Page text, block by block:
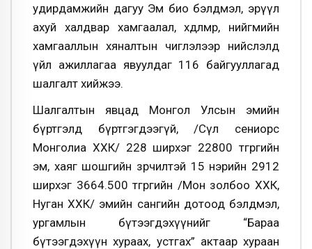
удирдамжийн дагуу Эм био бэлдмэл, эрүүл
ахуй халдвар хамгаалал, хөдөлмөр, нийгмийн
хамгааллын хяналтын чиглэлээр нийслэлд
үйл ажиллагаа явуулдаг 116 байгууллагад
шалгалт хийжээ.
Шалгалтын явцад Монгол Улсын эмийн
бүртгэлд бүртгэгдээгүй, /Сөүл сениорс
Монголиа ХХК/ 228 ширхэг 22800 төгрөгийн
эм, хаяг шошгийн зөрчилтэй 15 нэрийн 2912
ширхэг 3664.500 төгрөгийн /Мон золбоо ХХК,
Нуган ХХК/ эмийн сангийн дотоод бэлдмэл,
ургамлын бүтээгдэхүүнийг “Бараа
бүтээгдэхүүн хураах, устгах” актаар хураан